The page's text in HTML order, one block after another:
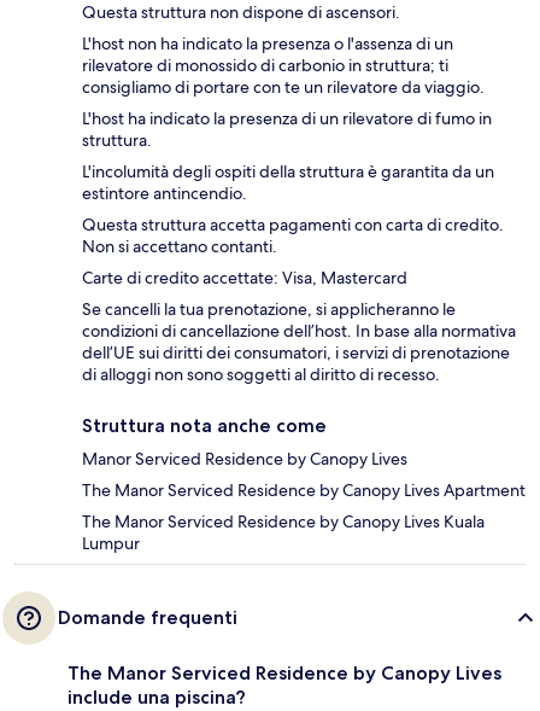
Questa struttura non dispone di ascensori.
L'host non ha indicato la presenza o l'assenza di un
rilevatore di monossido di carbonio in struttura; ti
consigliamo di portare con te un rilevatore da viaggio.
L'host ha indicato la presenza di un rilevatore di fumo in
struttura.
L'incolumità degli ospiti della struttura è garantita da un
estintore antincendio.
Questa struttura accetta pagamenti con carta di credito.
Non si accettano contanti.
Carte di credito accettate: Visa, Mastercard
Se cancelli la tua prenotazione, si applicheranno le
condizioni di cancellazione dell’host. In base alla normativa
dell’UE sui diritti dei consumatori, i servizi di prenotazione
di alloggi non sono soggetti al diritto di recesso.
Struttura nota anche come
Manor Serviced Residence by Canopy Lives
The Manor Serviced Residence by Canopy Lives Apartment
The Manor Serviced Residence by Canopy Lives Kuala
Lumpur
Domande frequenti
The Manor Serviced Residence by Canopy Lives
include una piscina?